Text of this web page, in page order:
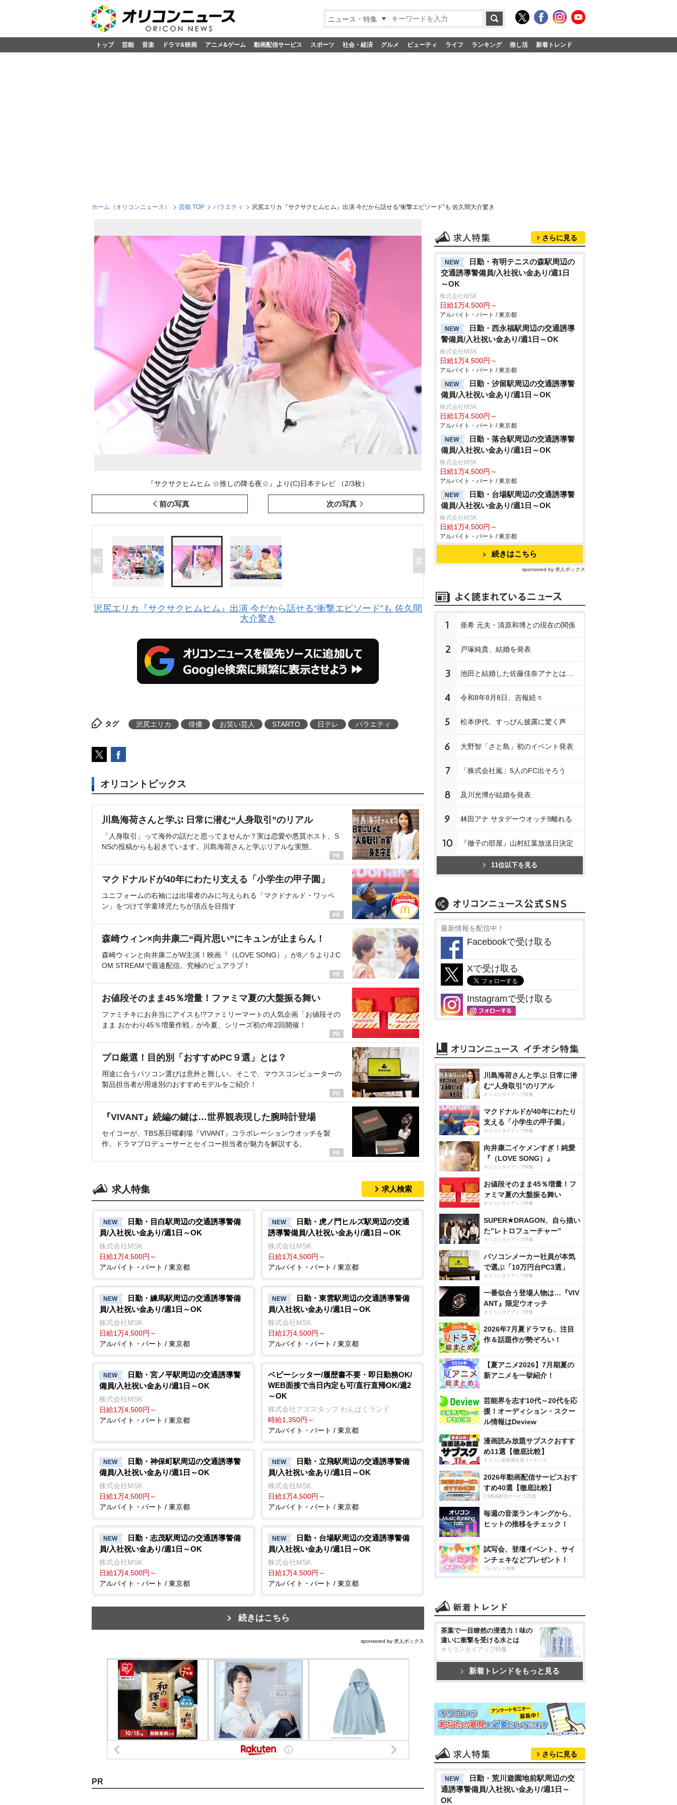
ニュース・特集
トップ 芸能 音楽 ドラマ&映画 アニメ&ゲーム 動画配信サービス スポーツ 社会・経済 グルメ ビューティ ライフ ランキング 推し活 新着トレンド
ホーム（オリコンニュース） 芸能 TOP バラエティ 沢尻エリカ『サクサクヒムヒム』出演 今だから話せる“衝撃エピソード”も 佐久間大介驚き
『サクサクヒムヒム ☆推しの降る夜☆』より(C)日本テレビ （2/3枚）
前の写真 次の写真
沢尻エリカ『サクサクヒムヒム』出演 今だから話せる“衝撃エピソード”も 佐久間
大介驚き
タグ 沢尻エリカ 俳優 お笑い芸人 STARTO 日テレ バラエティ
オリコントピックス
川島海荷さんと学ぶ 日常に潜む“人身取引”のリアル
「人身取引」って海外の話だと思ってませんか？実は恋愛や悪質ホスト、S
NSの投稿からも起きています。川島海荷さんと学ぶリアルな実態。
マクドナルドが40年にわたり支える「小学生の甲子園」
ユニフォームの右袖には出場者のみに与えられる「マクドナルド・ワッペ
ン」をつけて学童球児たちが頂点を目指す
森崎ウィン×向井康二“両片思い”にキュンが止まらん！
森崎ウィンと向井康二がW主演！映画『（LOVE SONG）』が8／５よりJ:C
OM STREAMで最速配信。究極のピュアラブ！
お値段そのまま45％増量！ファミマ夏の大盤振る舞い
ファミチキにお弁当にアイスも!?ファミリーマートの人気企画「お値段その
まま おかわり45％増量作戦」が今夏、シリーズ初の年2回開催！
プロ厳選！目的別「おすすめPC９選」とは？
用途に合うパソコン選びは意外と難しい。そこで、マウスコンピューターの
製品担当者が用途別のおすすめモデルをご紹介！
『VIVANT』続編の鍵は…世界観表現した腕時計登場
セイコーが、TBS系日曜劇場『VIVANT』コラボレーションウオッチを製
作。ドラマプロデューサーとセイコー担当者が魅力を解説する。
求人特集 求人検索
NEW
日勤・目白駅周辺の交通誘導警備
員/入社祝い金あり/週1日～OK
株式会社MSK
日給1万4,500円～
アルバイト・パート / 東京都
NEW
日勤・虎ノ門ヒルズ駅周辺の交通
誘導警備員/入社祝い金あり/週1日～OK
株式会社MSK
日給1万4,500円～
アルバイト・パート / 東京都
NEW
日勤・練馬駅周辺の交通誘導警備
員/入社祝い金あり/週1日～OK
株式会社MSK
日給1万4,500円～
アルバイト・パート / 東京都
NEW
日勤・東雲駅周辺の交通誘導警備
員/入社祝い金あり/週1日～OK
株式会社MSK
日給1万4,500円～
アルバイト・パート / 東京都
NEW
日勤・宮ノ平駅周辺の交通誘導警
備員/入社祝い金あり/週1日～OK
株式会社MSK
日給1万4,500円～
アルバイト・パート / 東京都
ベビーシッター/履歴書不要・即日勤務OK/
WEB面接で当日内定も可/直行直帰OK/週2
～OK
株式会社アズスタッフ わんぱくランド
時給1,350円～
アルバイト・パート / 東京都
NEW
日勤・神保町駅周辺の交通誘導警
備員/入社祝い金あり/週1日～OK
株式会社MSK
日給1万4,500円～
アルバイト・パート / 東京都
NEW
日勤・立飛駅周辺の交通誘導警備
員/入社祝い金あり/週1日～OK
株式会社MSK
日給1万4,500円～
アルバイト・パート / 東京都
NEW
日勤・志茂駅周辺の交通誘導警備
員/入社祝い金あり/週1日～OK
株式会社MSK
日給1万4,500円～
アルバイト・パート / 東京都
NEW
日勤・台場駅周辺の交通誘導警備
員/入社祝い金あり/週1日～OK
株式会社MSK
日給1万4,500円～
アルバイト・パート / 東京都
続きはこちら
sponsored by 求人ボックス
PR
さらに見る
NEW
日勤・有明テニスの森駅周辺の
交通誘導警備員/入社祝い金あり/週1日
～OK
株式会社MSK
日給1万4,500円～
アルバイト・パート / 東京都
NEW
日勤・西永福駅周辺の交通誘導
警備員/入社祝い金あり/週1日～OK
株式会社MSK
日給1万4,500円～
アルバイト・パート / 東京都
NEW
日勤・汐留駅周辺の交通誘導警
備員/入社祝い金あり/週1日～OK
株式会社MSK
日給1万4,500円～
アルバイト・パート / 東京都
NEW
日勤・落合駅周辺の交通誘導警
備員/入社祝い金あり/週1日～OK
株式会社MSK
日給1万4,500円～
アルバイト・パート / 東京都
NEW
日勤・台場駅周辺の交通誘導警
備員/入社祝い金あり/週1日～OK
株式会社MSK
日給1万4,500円～
アルバイト・パート / 東京都
続きはこちら
sponsored by 求人ボックス
1 亜希 元夫・清原和博との現在の関係
2 戸塚純貴、結婚を発表
3 池田と結婚した佐藤佳奈アナとは…
4 令和8年8月8日、吉報続々
5 松本伊代、すっぴん披露に驚く声
6 大野智「さと島」初のイベント発表
7 「株式会社嵐」5人のFC出そろう
8 及川光博が結婚を発表
9 林田アナ サタデーウオッチ9離れる
10 『徹子の部屋』山村紅葉放送日決定
11位以下を見る
最新情報を配信中！
Facebookで受け取る
Xで受け取る
Instagramで受け取る
川島海荷さんと学ぶ 日常に潜
む“人身取引”のリアル
オリコンタイアップ特集
マクドナルドが40年にわたり
支える「小学生の甲子園」
オリコンタイアップ特集
向井康二イケメンすぎ！純愛
『（LOVE SONG）』
オリコンタイアップ特集
お値段そのまま45％増量！フ
ァミマ夏の大盤振る舞い
オリコンタイアップ特集
SUPER★DRAGON、自ら描い
た”レトロフューチャー”
オリコンタイアップ特集
パソコンメーカー社員が本気
で選ぶ「10万円台PC3選」
オリコンタイアップ特集
一番似合う登場人物は…『VIV
ANT』限定ウオッチ
オリコンタイアップ特集
2026年7月夏ドラマも、注目
作＆話題作が勢ぞろい！
【夏アニメ2026】7月期夏の
新アニメを一挙紹介！
芸能界を志す10代～20代を応
援！オーディション・スクー
ル情報はDeview
漫画読み放題サブスクおすす
め11選【徹底比較】
オリコン顧客満足度ランキング
2026年動画配信サービスおす
すめ40選【徹底比較】
CS動画配信サービス20選
毎週の音楽ランキングから、
ヒットの推移をチェック！
試写会、登壇イベント、サイ
ンチェキなどプレゼント！
プレゼント特集
茶葉で一目瞭然の浸透力！味の
違いに衝撃を受ける水とは
オリコンタイアップ特集
新着トレンドをもっと見る
さらに見る
NEW
日勤・荒川遊園地前駅周辺の交
通誘導警備員/入社祝い金あり/週1日～
OK